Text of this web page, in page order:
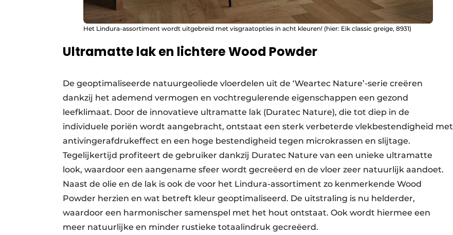
Het Lindura-assortiment wordt uitgebreid met visgraatopties in acht kleuren! (hier: Eik classic greige, 8931)
Ultramatte lak en lichtere Wood Powder
De geoptimaliseerde natuurgeoliede vloerdelen uit de ‘Weartec Nature’-serie creëren
dankzij het ademend vermogen en vochtregulerende eigenschappen een gezond
leefklimaat. Door de innovatieve ultramatte lak (Duratec Nature), die tot diep in de
individuele poriën wordt aangebracht, ontstaat een sterk verbeterde vlekbestendigheid met
antivingerafdrukeffect en een hoge bestendigheid tegen microkrassen en slijtage.
Tegelijkertijd profiteert de gebruiker dankzij Duratec Nature van een unieke ultramatte
look, waardoor een aangename sfeer wordt gecreëerd en de vloer zeer natuurlijk aandoet.
Naast de olie en de lak is ook de voor het Lindura-assortiment zo kenmerkende Wood
Powder herzien en wat betreft kleur geoptimaliseerd. De uitstraling is nu helderder,
waardoor een harmonischer samenspel met het hout ontstaat. Ook wordt hiermee een
meer natuurlijke en minder rustieke totaalindruk gecreëerd.